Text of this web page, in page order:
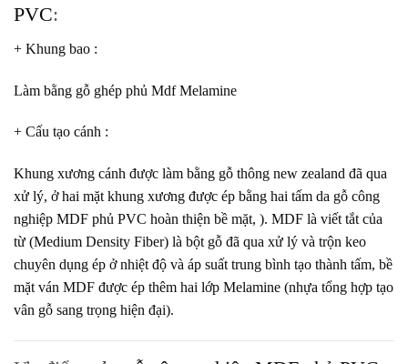
PVC:
+ Khung bao :
Làm bằng gỗ ghép phủ Mdf Melamine
+ Cấu tạo cánh :
Khung xương cánh được làm bằng gỗ thông new zealand đã qua
xử lý, ở hai mặt khung xương được ép bằng hai tấm da gỗ công
nghiệp MDF phủ PVC hoàn thiện bề mặt, ). MDF là viết tắt của
từ (Medium Density Fiber) là bột gỗ đã qua xử lý và trộn keo
chuyên dụng ép ở nhiệt độ và áp suất trung bình tạo thành tấm, bề
mặt ván MDF được ép thêm hai lớp Melamine (nhựa tổng hợp tạo
vân gỗ sang trọng hiện đại).